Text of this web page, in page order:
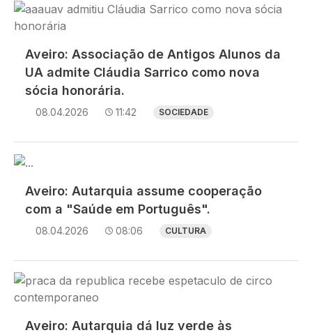
Imagem
Aveiro: Associação de Antigos Alunos da
UA admite Cláudia Sarrico como nova
sócia honorária.
08.04.2026 11:42 SOCIEDADE
Imagem
Aveiro: Autarquia assume cooperação
com a "Saúde em Português".
08.04.2026 08:06 CULTURA
Imagem
Aveiro: Autarquia dá luz verde às